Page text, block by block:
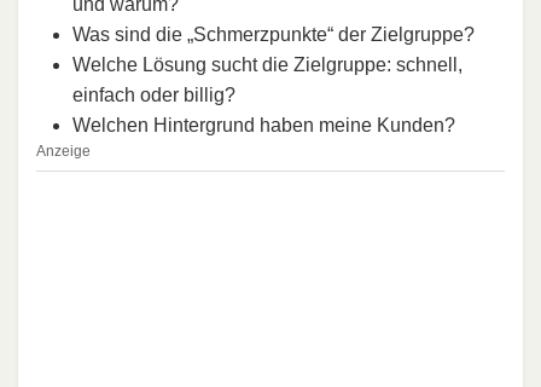
und warum?
Was sind die „Schmerzpunkte“ der Zielgruppe?
Welche Lösung sucht die Zielgruppe: schnell,
einfach oder billig?
Welchen Hintergrund haben meine Kunden?
Anzeige